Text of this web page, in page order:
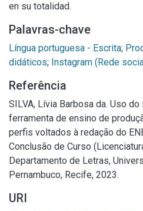
en su totalidad.
Palavras-chave
Língua portuguesa - Escrita;
didáticos; Instagram (Rede
Referência
SILVA, Lívia Barbosa da. Uso
ferramenta de ensino de
perfis voltados à redação do
Conclusão de Curso
Departamento de Letras,
Pernambuco, Recife, 2023.
URI